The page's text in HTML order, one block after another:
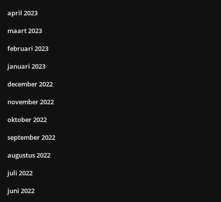
april 2023
maart 2023
februari 2023
januari 2023
december 2022
november 2022
oktober 2022
september 2022
augustus 2022
juli 2022
juni 2022